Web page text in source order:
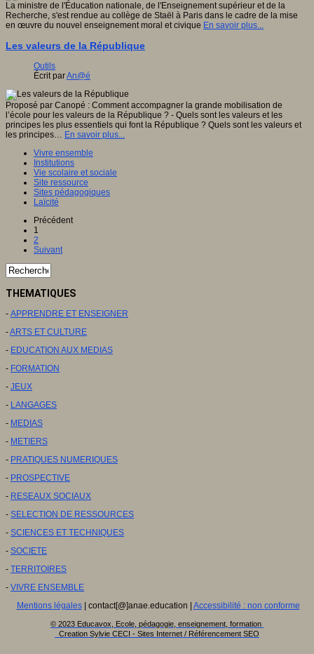
La ministre de l'Éducation nationale, de l'Enseignement supérieur et de la
Recherche, s'est rendue au collège de Staël à Paris dans le cadre de la mise
en œuvre du nouvel enseignement moral et civique En savoir plus...
Les valeurs de la République
Outils
Écrit parAn@é
Proposé par Canopé : Comment accompagner la grande mobilisation de
l’école pour les valeurs de la République ? - Quels sont les valeurs et les
principes les plus essentiels qui font la République ? Quels sont les valeurs et
les principes… En savoir plus...
Vivre ensemble
Institutions
Vie scolaire et sociale
Site ressource
Sites pédagogiques
Laïcité
Précédent
1
2
Suivant
THEMATIQUES
- APPRENDRE ET ENSEIGNER
-ARTS ET CULTURE
- EDUCATION AUX MEDIAS
- FORMATION
- JEUX
- LANGAGES
- MEDIAS
- METIERS
- PRATIQUES NUMERIQUES
- PROSPECTIVE
- RESEAUX SOCIAUX
- SELECTION DE RESSOURCES
- SCIENCES ET TECHNIQUES
- SOCIETE
- TERRITOIRES
- VIVRE ENSEMBLE
Mentions légales| contact[@]anae.education | Accessibilité : non conforme
© 2023 Educavox, Ecole, pédagogie, enseignement, formation
Creation Sylvie CECI - Sites Internet / Référencement SEO